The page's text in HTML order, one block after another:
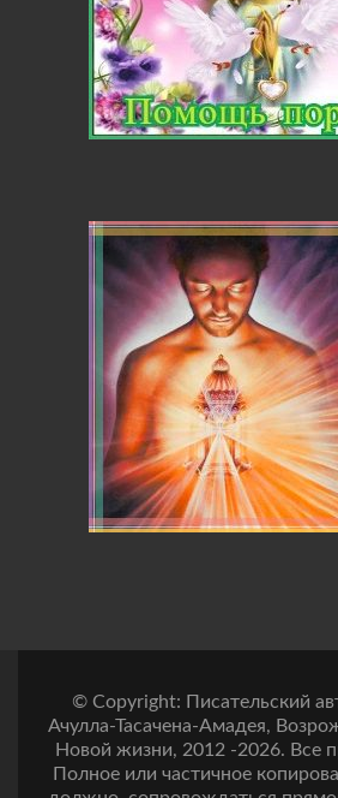
© Copyright: Писательский
Ачулла-Тасачена-Амадея,
Новой жизни, 2012 -2026. Все
Полное или частичное